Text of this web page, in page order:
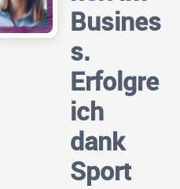
Busines
s.
Erfolgre
ich
dank
Sport